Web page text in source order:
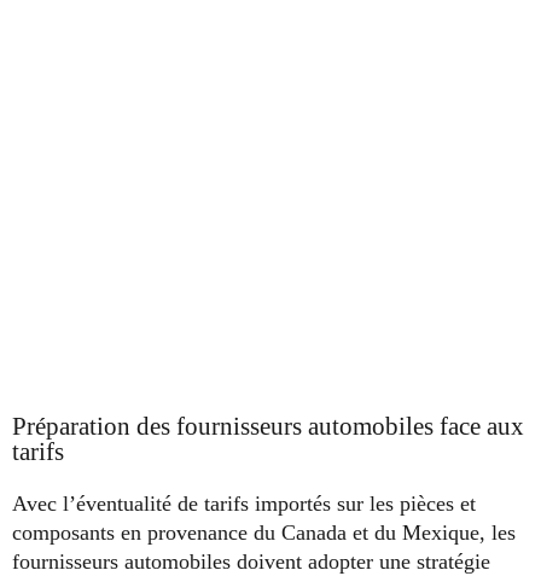
Préparation des fournisseurs automobiles face aux
tarifs
Avec l’éventualité de tarifs importés sur les pièces et
composants en provenance du Canada et du Mexique, les
fournisseurs automobiles doivent adopter une stratégie